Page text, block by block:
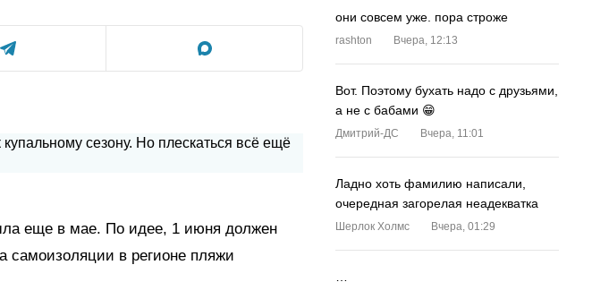
еще в мае. По идее, 1 июня должен
самоизоляции в регионе пляжи
они совсем уже. пора строже
rashton Вчера, 12:13
Вот. Поэтому бухать надо с друзьями,
а не с бабами 😁
Дмитрий-ДС Вчера, 11:01
Ладно хоть фамилию написали,
очередная загорелая неадекватка
Шерлок Холмс Вчера, 01:29